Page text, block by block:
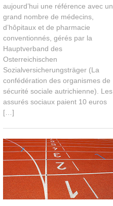
aujourd’hui une référence avec un
grand nombre de médecins,
d’hôpitaux et de pharmacie
conventionnés, gérés par la
Hauptverband des
Osterreichischen
Sozialversicherungsträger (La
confédération des organismes de
sécurité sociale autrichienne). Les
assurés sociaux paient 10 euros
[…]